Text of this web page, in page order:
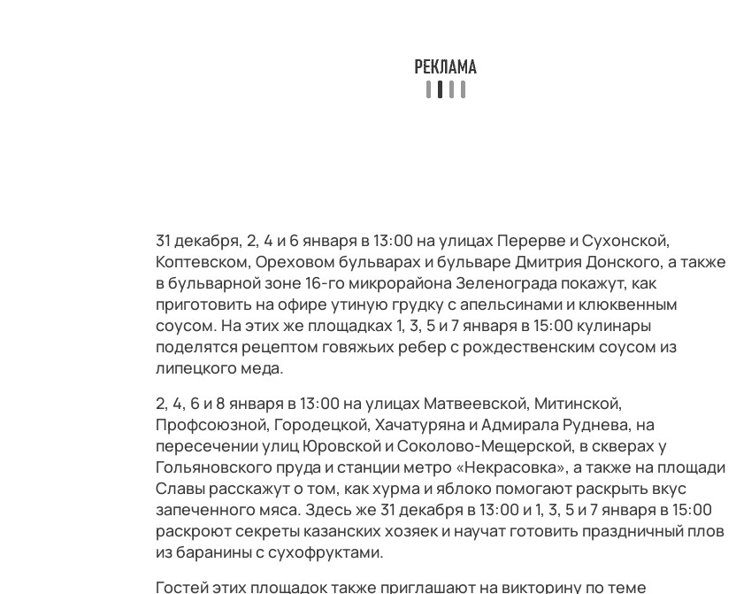
31 декабря, 2, 4 и 6 января в 13:00 на улицах Перерве и Сухонской,
Коптевском, Ореховом бульварах и бульваре Дмитрия Донского, а также
в бульварной зоне 16-го микрорайона Зеленограда покажут, как
приготовить на офире утиную грудку с апельсинами и клюквенным
соусом. На этих же площадках 1, 3, 5 и 7 января в 15:00 кулинары
поделятся рецептом говяжьих ребер с рождественским соусом из
липецкого меда.
2, 4, 6 и 8 января в 13:00 на улицах Матвеевской, Митинской,
Профсоюзной, Городецкой, Хачатуряна и Адмирала Руднева, на
пересечении улиц Юровской и Соколово-Мещерской, в скверах у
Гольяновского пруда и станции метро «Некрасовка», а также на площади
Славы расскажут о том, как хурма и яблоко помогают раскрыть вкус
запеченного мяса. Здесь же 31 декабря в 13:00 и 1, 3, 5 и 7 января в 15:00
раскроют секреты казанских хозяек и научат готовить праздничный плов
из баранины с сухофруктами.
Гостей этих площадок также приглашают на викторину по теме